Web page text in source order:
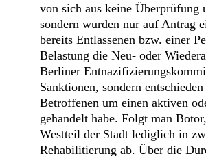
von sich aus keine Überprüfung
sondern wurden nur auf Antrag
bereits Entlassenen bzw. einer
Belastung die Neu- oder
Berliner
Sanktionen, sondern
Betroffenen um einen aktiven
gehandelt habe. Folgt man
Westteil der Stadt lediglich in
Rehabilitierung ab. Über die